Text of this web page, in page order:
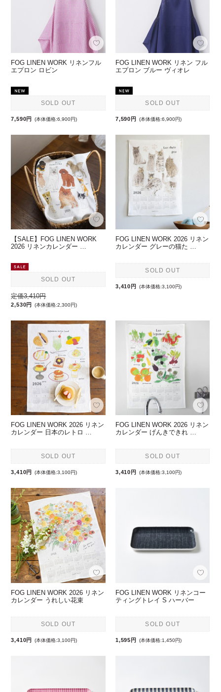
FOG LINEN WORK リネンフル
エプロン ロビン
SOLD OUT
7,590円 (本体価格:6,900円)
FOG LINEN WORK リネン フル
エプロン ブルー ヴィオレ
SOLD OUT
7,590円 (本体価格:6,900円)
【SALE】FOG LINEN WORK
2026 リネンカレンダー …
SOLD OUT
定価3,410円
2,530円 (本体価格:2,300円)
FOG LINEN WORK 2026 リネン
カレンダー グレーの猫た …
SOLD OUT
3,410円 (本体価格:3,100円)
FOG LINEN WORK 2026 リネン
カレンダー 日本のレトロ …
SOLD OUT
3,410円 (本体価格:3,100円)
FOG LINEN WORK 2026 リネン
カレンダー げんきできれ …
SOLD OUT
3,410円 (本体価格:3,100円)
FOG LINEN WORK 2026 リネン
カレンダー うれしい花束
SOLD OUT
3,410円 (本体価格:3,100円)
FOG LINEN WORK リネンコー
ティングトレイ S ハーバー
SOLD OUT
1,595円 (本体価格:1,450円)